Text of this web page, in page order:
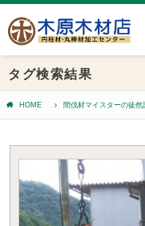
タグ検索結果
HOME 間伐材マイスターの徒然